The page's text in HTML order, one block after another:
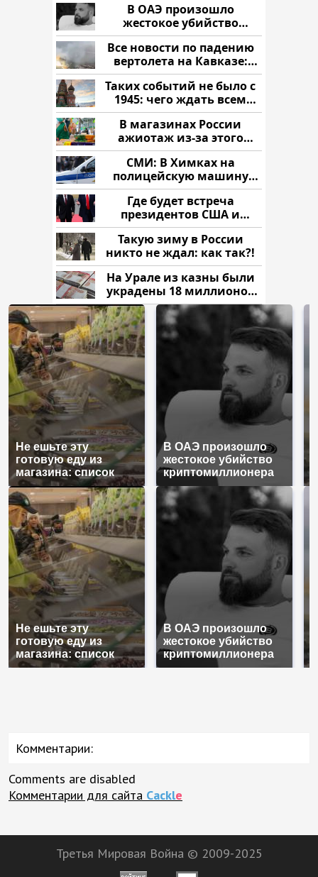
В ОАЭ произошло
жестокое убийство
криптомиллионера
Все новости по падению
вертолета на Кавказе:
читать здесь
Таких событий не было с
1945: чего ждать всем
нам?
В магазинах России
ажиотаж из-за этого
продукта: что купить?
СМИ: В Химках на
полицейскую машину
напали и подожгли.
Где будет встреча
президентов США и
России: Европа?
Такую зиму в России
никто не ждал: как так?!
На Урале из казны были
украдены 18 миллионов
рублей
Не ешьте эту
готовую еду из
магазина: список
В ОАЭ произошло
жестокое убийство
криптомиллионера
Не ешьте эту
готовую еду из
магазина: список
В ОАЭ произошло
жестокое убийство
криптомиллионера
Комментарии:
Comments are disabled
Комментарии для сайта Cackle
Третья Мировая Война © 2009-2025